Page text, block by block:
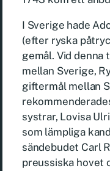
I Sverige hade
(efter ryska
gemål. Vid denna
mellan Sverige,
giftermål mellan
systrar, Lovisa
som lämpliga
sändebudet Carl
preussiska hovet